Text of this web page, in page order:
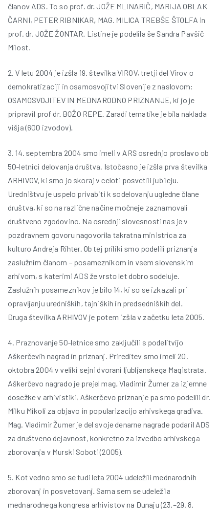
članov ADS. To so prof. dr. JOŽE MLINARIČ, MARIJA OBLAK
ČARNI, PETER RIBNIKAR, MAG. MILICA TREBŠE ŠTOLFA in
prof. dr. JOŽE ŽONTAR. Listine je podelila še Sandra Pavšič
Milost.
2. V letu 2004 je izšla 19. številka VIROV, tretji del Virov o
demokratizaciji in osamosvojitvi Slovenije z naslovom:
OSAMOSVOJITEV IN MEDNARODNO PRIZNANJE, ki jo je
pripravil prof dr. BOŽO REPE. Zaradi tematike je bila naklada
višja (600 izvodov).
3. 14. septembra 2004 smo imeli v ARS osrednjo proslavo ob
50-letnici delovanja društva. Istočasno je izšla prva številka
ARHIVOV, ki smo jo skoraj v celoti posvetili jubileju.
Uredništvu je uspelo privabiti k sodelovanju ugledne člane
društva, ki so na različne načine močneje zaznamovali
društveno zgodovino. Na osrednji slovesnosti nas je v
pozdravnem govoru nagovorila takratna ministrica za
kulturo Andreja Rihter. Ob tej priliki smo podelili priznanja
zaslužnim članom – posameznikom in vsem slovenskim
arhivom, s katerimi ADS že vrsto let dobro sodeluje.
Zaslužnih posameznikov je bilo 14, ki so se izkazali pri
opravljanju uredniških, tajniških in predsedniških del.
Druga številka ARHIVOV je potem izšla v začetku leta 2005.
4. Praznovanje 50-letnice smo zaključili s podelitvijo
Aškerčevih nagrad in priznanj. Prireditev smo imeli 20.
oktobra 2004 v veliki sejni dvorani ljubljanskega Magistrata.
Aškerčevo nagrado je prejel mag. Vladimir Žumer za izjemne
dosežke v arhivistiki, Aškerčevo priznanje pa smo podelili dr.
Milku Mikoli za objavo in popularizacijo arhivskega gradiva.
Mag. Vladimir Žumer je del svoje denarne nagrade podaril ADS
za društveno dejavnost, konkretno za izvedbo arhivskega
zborovanja v Murski Soboti (2005).
5. Kot vedno smo se tudi leta 2004 udeležili mednarodnih
zborovanj in posvetovanj. Sama sem se udeležila
mednarodnega kongresa arhivistov na Dunaju (23.–29. 8.